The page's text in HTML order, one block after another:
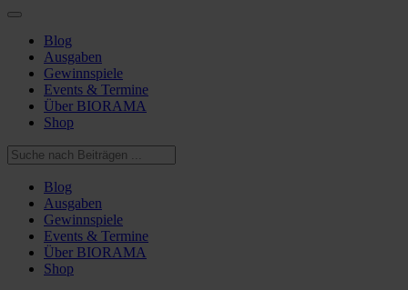
Blog
Ausgaben
Gewinnspiele
Events & Termine
Über BIORAMA
Shop
Blog
Ausgaben
Gewinnspiele
Events & Termine
Über BIORAMA
Shop